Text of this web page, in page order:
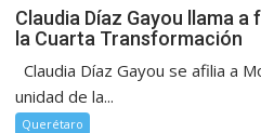
Claudia Díaz Gayou llama
la Cuarta Transformación
Claudia Díaz Gayou se afilia a
unidad de la...
Querétaro